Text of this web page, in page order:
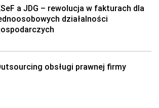
a JDG – rewolucja w fakturach dla
działalności
obsługi prawnej firmy